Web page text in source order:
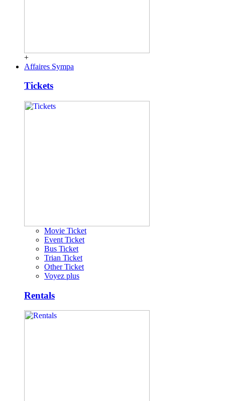
+
Affaires Sympa
Tickets
Movie Ticket
Event Ticket
Bus Ticket
Trian Ticket
Other Ticket
Voyez plus
Rentals